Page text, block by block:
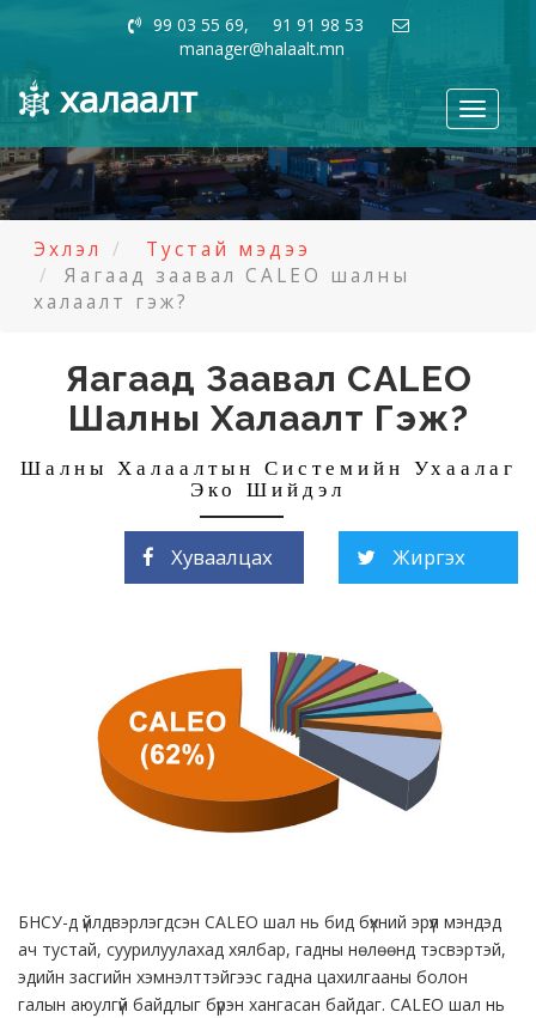
99 03 55 69, 91 91 98 53
manager@halaalt.mn
Toggle
халаалт
Эхлэл
Тустай мэдээ
Яагаад заавал CALEO шалны
халаалт гэж?
Яагаад Заавал CALEO
Шалны Халаалт Гэж?
Шалны Халаалтын Системийн Ухаалаг
Эко Шийдэл
Хуваалцах Жиргэх
БНСУ-д үйлдвэрлэгдсэн CALEO шал нь бид бүхний эрүүл мэндэд
ач тустай, суурилуулахад хялбар, гадны нөлөөнд тэсвэртэй,
эдийн засгийн хэмнэлттэйгээс гадна цахилгааны болон
галын аюулгүй байдлыг бүрэн хангасан байдаг. CALEO шал нь